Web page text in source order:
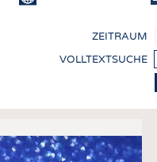
ZEITRAUM
VOLLTEXTSUCHE